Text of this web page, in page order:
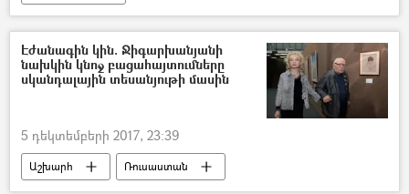
Էժանագին կին. Ջիգարխանյանի
նախկին կնոջ բացահայտումները
սկանդալային տեսանյութի մասին
5 դեկտեմբերի 2017, 23:39
Աշխարհ Ռուսաստան